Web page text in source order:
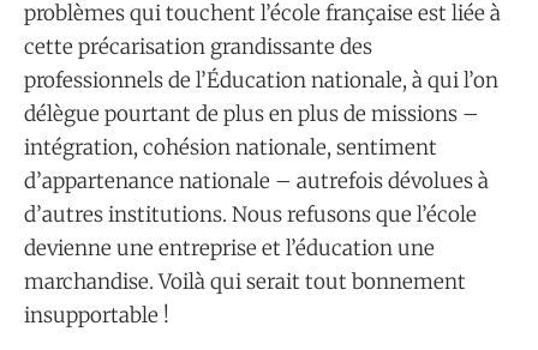
problèmes qui touchent l’école française est liée à
cette précarisation grandissante des
professionnels de l’Éducation nationale, à qui l’on
délègue pourtant de plus en plus de missions –
intégration, cohésion nationale, sentiment
d’appartenance nationale – autrefois dévolues à
d’autres institutions. Nous refusons que l’école
devienne une entreprise et l’éducation une
marchandise. Voilà qui serait tout bonnement
insupportable !